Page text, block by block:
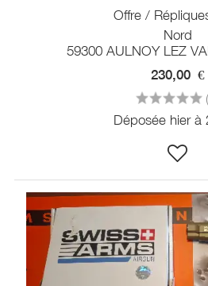
Offre /
Nord
59300 AULNOY LEZ
230,00 €
Déposée hier à